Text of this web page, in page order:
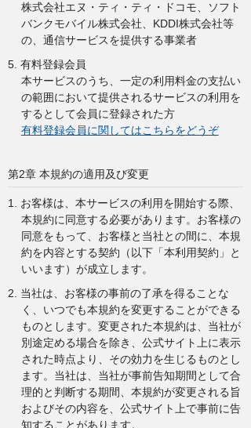
株式会社エヌ・ティ・ティ・ドコモ、ソフト
バンクモバイル株式会社、KDDI株式会社等
の、通信サービスを提供する事業者
5. 有料登録会員
本サービスのうち、一定の利用料金の支払い
の範囲において提供されるサービスの利用を
するとして会員に登録された方
有料登録会員に関してはこちらをどうぞ
第2章 本規約の適用及び変更
1. お客様は、本サービスの利用を開始する際、
本規約に同意する必要があります。お客様の
同意をもって、お客様と当社との間に、本規
約を内容とする契約（以下「本利用契約」と
いいます）が成立します。
2. 当社は、お客様の事前の了承を得ることな
く、いつでも本規約を変更することができる
ものとします。変更された本規約は、当社が
別途定める場合を除き、公式サイト上に表示
された時点より、その効力を生じるものとし
ます。当社は、当社が事前告知期間として合
理的と判断する期間、本規約が変更される旨
およびその内容を、公式サイト上で事前に告
知することがあります。